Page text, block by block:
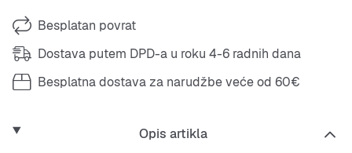
Besplatan povrat
Dostava putem DPD-a u roku 4-6 radnih dana
Besplatna dostava za narudžbe veće od 60€
Opis artikla